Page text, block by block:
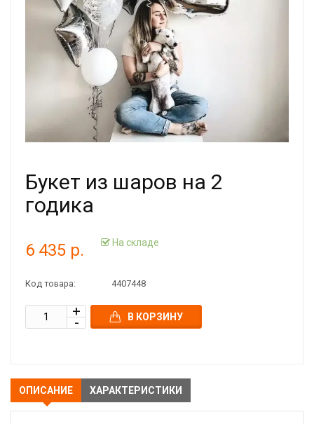
Букет из шаров на 2
годика
6 435 р. На складе
Код товара: 4407448
В КОРЗИНУ
ОПИСАНИЕ ХАРАКТЕРИСТИКИ